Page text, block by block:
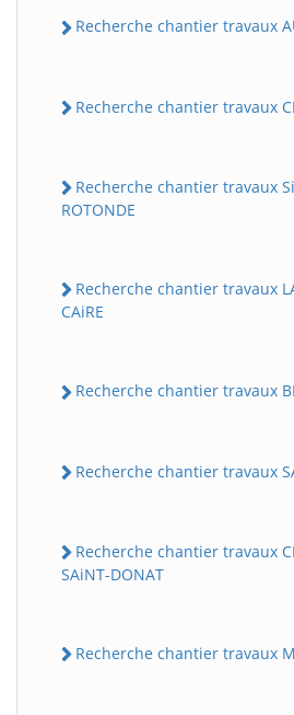
Recherche chantier travaux
Recherche chantier travaux
Recherche chantier travaux
ROTONDE
Recherche chantier travaux
CAiRE
Recherche chantier travaux
Recherche chantier travaux
Recherche chantier travaux
SAiNT-DONAT
Recherche chantier travaux